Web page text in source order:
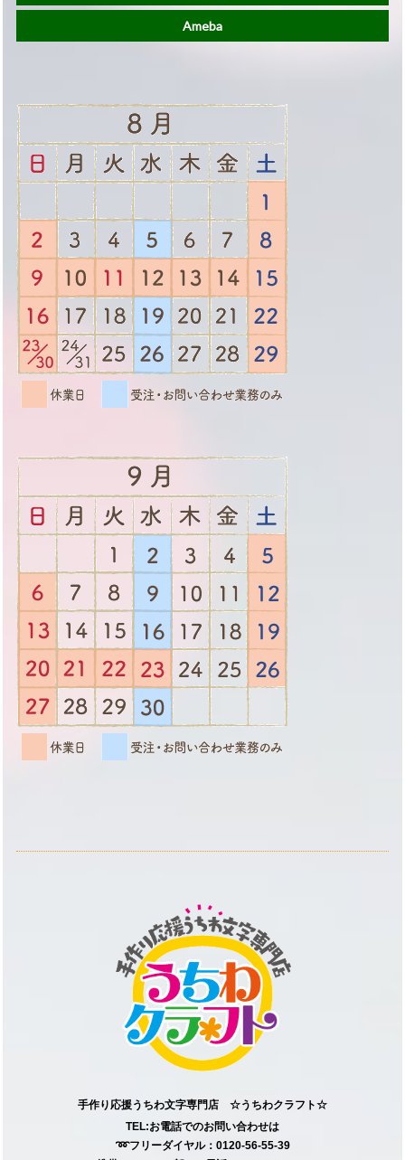
Ameba
手作り応援うちわ文字専門店 ☆うちわクラフト☆
TEL:お電話でのお問い合わせは
➿フリーダイヤル：0120-56-55-39